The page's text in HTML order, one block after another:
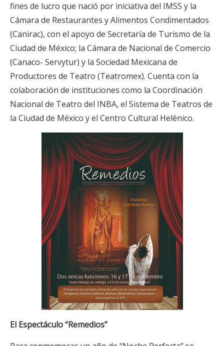
fines de lucro que nació por iniciativa del IMSS y la
Cámara de Restaurantes y Alimentos Condimentados
(Canirac), con el apoyo de Secretaría de Turismo de la
Ciudad de México; la Cámara de Nacional de Comercio
(Canaco- Servytur) y la Sociedad Mexicana de
Productores de Teatro (Teatromex). Cuenta con la
colaboración de instituciones como la Coordinación
Nacional de Teatro del INBA, el Sistema de Teatros de
la Ciudad de México y el Centro Cultural Helénico.
El Espectáculo “Remedios”